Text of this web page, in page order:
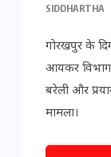
SIDDHARTHA
गोरखपुर के
आयकर
बरेली और
मामला।